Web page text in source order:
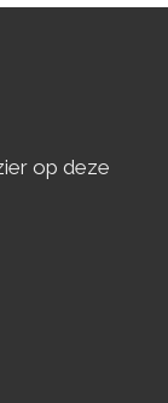
op deze